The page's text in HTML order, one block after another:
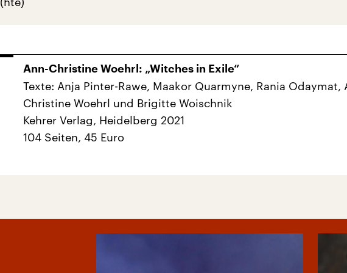
Ann-Christine Woehrl: „Witches in Exile“
Texte: Anja Pinter-Rawe, Maakor Quarmyne, Rania Odaymat,
Christine Woehrl und Brigitte Woischnik
Kehrer Verlag, Heidelberg 2021
104 Seiten, 45 Euro